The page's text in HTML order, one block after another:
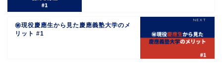
㊙︎現役慶應生から見た慶應義塾大学のメ
リット #1